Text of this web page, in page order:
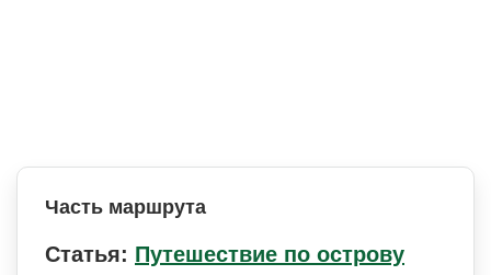
Часть маршрута
Статья: Путешествие по острову